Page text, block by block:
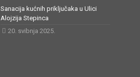
Sanacija kućnih priključaka u Ulici
Alojzija Stepinca
20. svibnja 2025.